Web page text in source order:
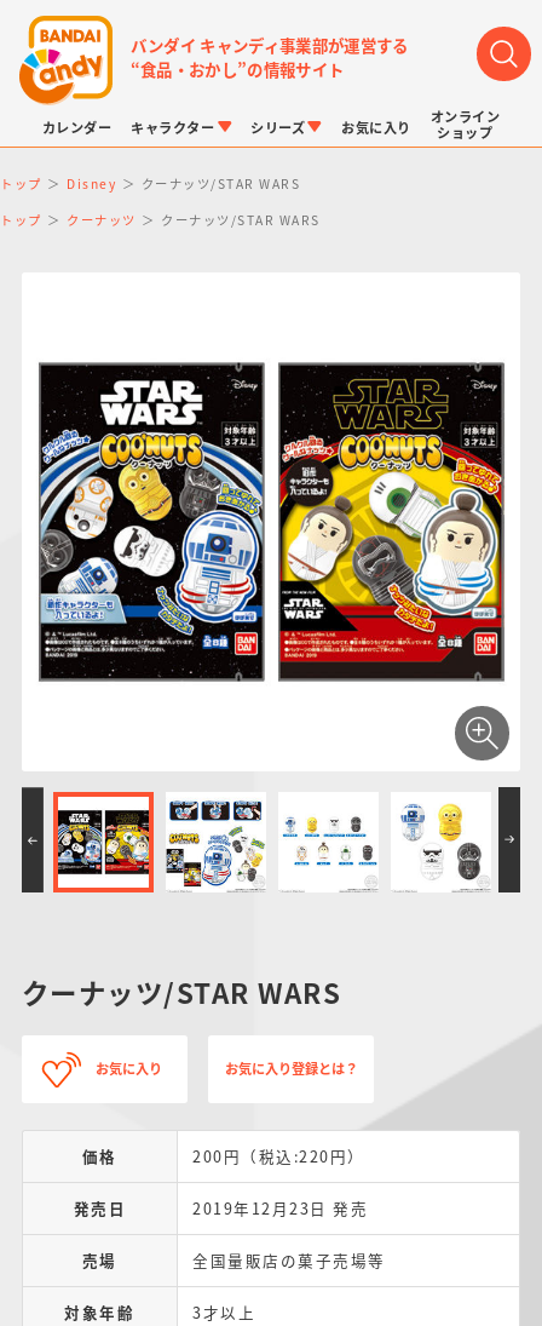
バンダイ キャンディ事業部が運営する
“食品・おかし”の情報サイト
カレンダー キャラクター
仮面ライダーシリー
ズ
PROJECT R.E.D.・
スーパー戦隊シリー
ズ
ガンダムシリーズ
ポケットモンスター
アンパンマン
ーズ
たまご
シリーズ
キャラパキ
つりグミ
にふぉるめーしょん
＆スクエアシール
SMPシリーズ
ポケモンスケールワ
ールド
お気に入り
オンライン
ショップ
トップ Disney クーナッツ/STAR WARS
トップ クーナッツ クーナッツ/STAR WARS
クーナッツ/STAR WARS
お気に入り お気に入り登録とは？
価格 200円（税込:220円）
発売日 2019年12月23日 発売
売場 全国量販店の菓子売場等
対象年齢 3才以上